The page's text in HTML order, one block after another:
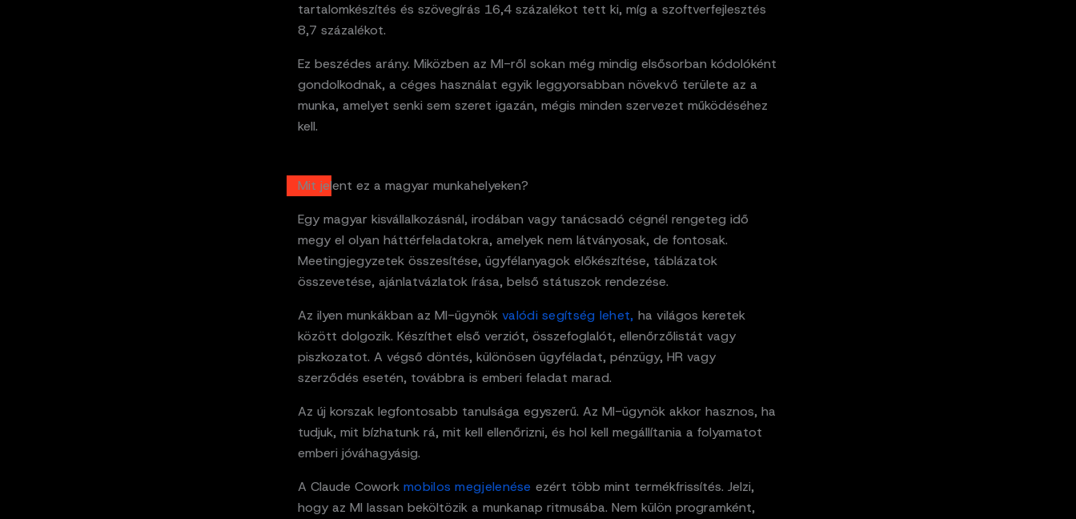
tartalomkészítés és szövegírás 16,4 százalékot tett ki, míg a szoftverfejlesztés
8,7 százalékot.
Ez beszédes arány. Miközben az MI-ről sokan még mindig elsősorban kódolóként
gondolkodnak, a céges használat egyik leggyorsabban növekvő területe az a
munka, amelyet senki sem szeret igazán, mégis minden szervezet működéséhez
kell.
Mit jelent ez a magyar munkahelyeken?
Egy magyar kisvállalkozásnál, irodában vagy tanácsadó cégnél rengeteg idő
megy el olyan háttérfeladatokra, amelyek nem látványosak, de fontosak.
Meetingjegyzetek összesítése, ügyfélanyagok előkészítése, táblázatok
összevetése, ajánlatvázlatok írása, belső státuszok rendezése.
Az ilyen munkákban az MI-ügynök valódi segítség lehet, ha világos keretek
között dolgozik. Készíthet első verziót, összefoglalót, ellenőrzőlistát vagy
piszkozatot. A végső döntés, különösen ügyféladat, pénzügy, HR vagy
szerződés esetén, továbbra is emberi feladat marad.
Az új korszak legfontosabb tanulsága egyszerű. Az MI-ügynök akkor hasznos, ha
tudjuk, mit bízhatunk rá, mit kell ellenőrizni, és hol kell megállítania a folyamatot
emberi jóváhagyásig.
A Claude Cowork mobilos megjelenése ezért több mint termékfrissítés. Jelzi,
hogy az MI lassan beköltözik a munkanap ritmusába. Nem külön programként,